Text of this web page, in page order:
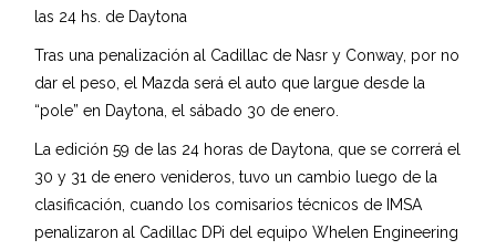
las 24 hs. de Daytona
Tras una penalización al Cadillac de Nasr y Conway, por no
dar el peso, el Mazda será el auto que largue desde la
“pole” en Daytona, el sábado 30 de enero.
La edición 59 de las 24 horas de Daytona, que se correrá el
30 y 31 de enero venideros, tuvo un cambio luego de la
clasificación, cuando los comisarios técnicos de IMSA
penalizaron al Cadillac DPi del equipo Whelen Engineering